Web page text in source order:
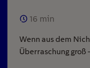
16 min
Wenn aus dem
Überraschung groß